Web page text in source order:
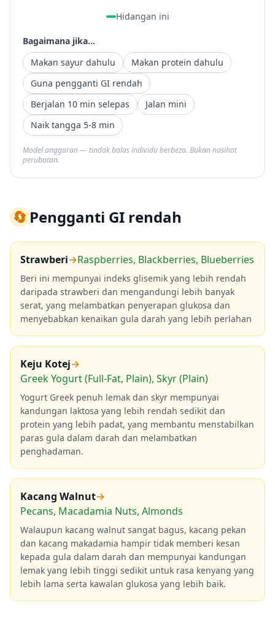
Hidangan ini
Bagaimana jika...
Makan sayur dahulu
Makan protein dahulu
Guna pengganti GI rendah
Berjalan 10 min selepas
Jalan mini
Naik tangga 5-8 min
Model anggaran — tindak balas individu berbeza. Bukan nasihat
perubatan.
🔄Pengganti GI rendah
Strawberi→Raspberries, Blackberries, Blueberries
Beri ini mempunyai indeks glisemik yang lebih rendah
daripada strawberi dan mengandungi lebih banyak
serat, yang melambatkan penyerapan glukosa dan
menyebabkan kenaikan gula darah yang lebih perlahan
Keju Kotej→
Greek Yogurt (Full-Fat, Plain), Skyr (Plain)
Yogurt Greek penuh lemak dan skyr mempunyai
kandungan laktosa yang lebih rendah sedikit dan
protein yang lebih padat, yang membantu menstabilkan
paras gula dalam darah dan melambatkan
penghadaman.
Kacang Walnut→
Pecans, Macadamia Nuts, Almonds
Walaupun kacang walnut sangat bagus, kacang pekan
dan kacang makadamia hampir tidak memberi kesan
kepada gula dalam darah dan mempunyai kandungan
lemak yang lebih tinggi sedikit untuk rasa kenyang yang
lebih lama serta kawalan glukosa yang lebih baik.